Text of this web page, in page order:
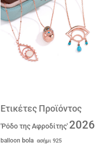
Ετικέτες Προϊόντος
'Ρόδο της Αφροδίτης' 2026
balloon bola ασήμι 925